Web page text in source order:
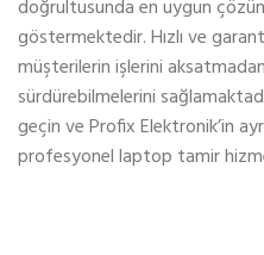
doğrultusunda en uygun
göstermektedir. Hızlı ve
müşterilerin işlerini
sürdürebilmelerini
geçin ve Profix Elektronik’in
profesyonel laptop tamir